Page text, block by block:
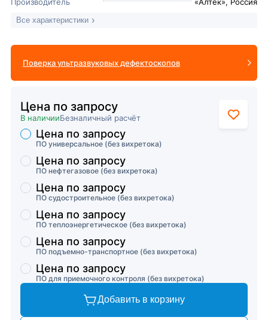
Все характеристики
Поверка ультразвуковых дефектоскопов
Цена по запросу
В наличииБезналичный расчёт
Торговые предложения
ПО универсальное (без вихретока)
Цена по запросу
ПО нефтегазовое (без вихретока)
Цена по запросу
ПО судостроительное (без вихретока)
Цена по запросу
ПО теплоэнергетическое (без вихретока)
Цена по запросу
ПО подъемно-транспортное (без вихретока)
Цена по запросу
ПО для приемочного контроля (без вихретока)
Цена по запросу
Добавить в корзину